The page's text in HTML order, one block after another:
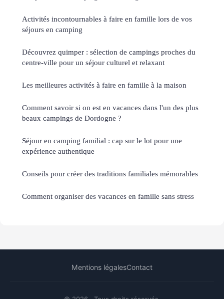
Activités incontournables à faire en famille lors de vos
séjours en camping
Découvrez quimper : sélection de campings proches du
centre-ville pour un séjour culturel et relaxant
Les meilleures activités à faire en famille à la maison
Comment savoir si on est en vacances dans l'un des plus
beaux campings de Dordogne ?
Séjour en camping familial : cap sur le lot pour une
expérience authentique
Conseils pour créer des traditions familiales mémorables
Comment organiser des vacances en famille sans stress
Mentions légalesContact